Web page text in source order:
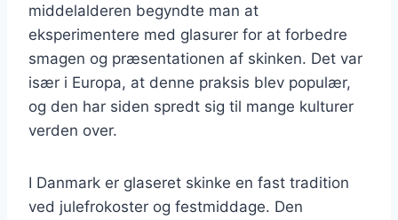
middelalderen begyndte man at
eksperimentere med glasurer for at forbedre
smagen og præsentationen af skinken. Det var
især i Europa, at denne praksis blev populær,
og den har siden spredt sig til mange kulturer
verden over.
I Danmark er glaseret skinke en fast tradition
ved julefrokoster og festmiddage. Den